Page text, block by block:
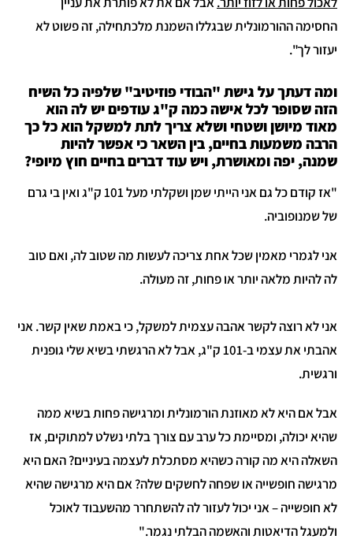
החסימה ההורמונלית שבגללו השמנת מלכתחילה, זה פשוט לא
יעזור לך".
ומה דעתך על גישת "הבודי פוזיטיב" שלפיה כל השיח
הזה שסופר לכל אישה כמה ק"ג עודפים יש לה הוא
מאוד מיושן ושטחי ושלא צריך לתת למשקל הוא כל כך
הרבה משמעות בחיים, בין השאר כי אפשר להיות
שמנה, יפה ומאושרת, ויש עוד דברים בחיים חוץ מיופי?
"אז קודם כל גם אני הייתי שמן ושקלתי מעל 101 ק"ג ואין בי גרם
של שמנופוביה.
אני לגמרי מאמין שכל אחת צריכה לעשות מה שטוב לה, ואם טוב
לה להיות מלאה יותר או פחות, זה מעולה.
אני לא רוצה לקשר אהבה עצמית למשקל, כי באמת שאין קשר. אני
אהבתי את עצמי ב-101 ק"ג, אבל לא הרגשתי בשיא שלי גופנית
ורגשית.
אבל אם היא לא מאוזנת הורמונלית ומרגישה פחות בשיא ממה
שהיא יכולה, ומסיימת כל ערב עם צורך בלתי נשלט למתוקים, אז
השאלה היא מה קורה כשהיא מסתכלת לעצמה בעיניים? האם היא
מרגישה חופשייה או שפחה לחשקים שלה? אם היא מרגישה שהיא
לא חופשייה – אני יכול לעזור לה להשתחרר מהשעבוד לאוכל
ולמעגל הדיאטות והאשמה הבלתי נגמר."